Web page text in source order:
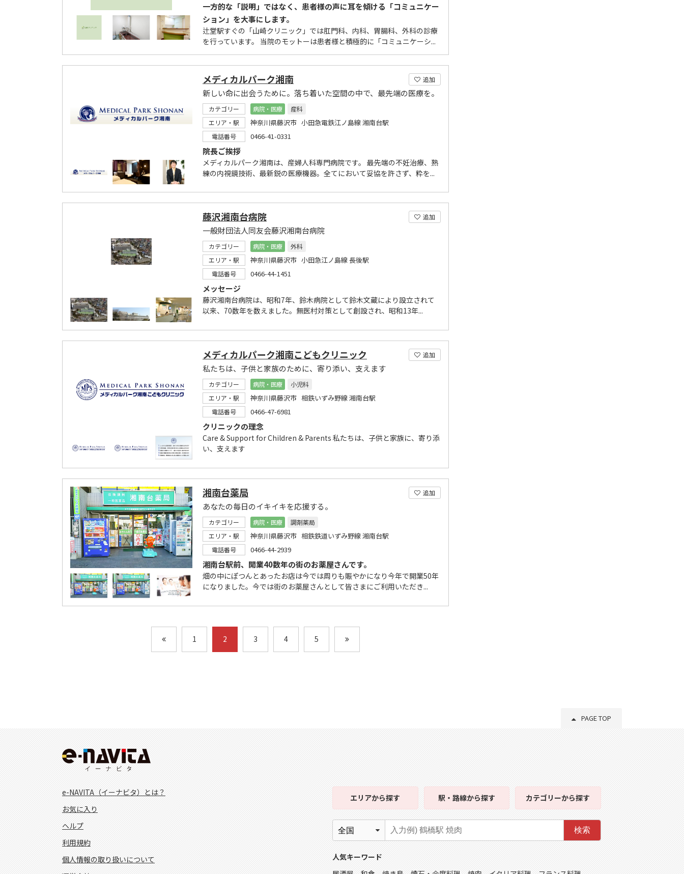
一方的な「説明」ではなく、患者様の声に耳を傾ける「コミュニケー
ション」を大事にします。
辻堂駅すぐの「山崎クリニック」では肛門科、内科、胃腸科、外科の診療
を行っています。 当院のモットーは患者様と積極的に「コミュニケーシ...
追加
メディカルパーク湘南
新しい命に出会うために。落ち着いた空間の中で、最先端の医療を。
カテゴリー 病院・医療
産科
エリア・駅
神奈川県藤沢市 小田急電鉄江ノ島線 湘南台駅
電話番号 0466-41-0331
院長ご挨拶
メディカルパーク湘南は、産婦人科専門病院です。 最先端の不妊治療、熟
練の内視鏡技術、最新鋭の医療機器。全てにおいて妥協を許さず、粋を...
追加
藤沢湘南台病院
一般財団法人同友会藤沢湘南台病院
カテゴリー 病院・医療
外科
エリア・駅
神奈川県藤沢市 小田急江ノ島線 長後駅
電話番号 0466-44-1451
メッセージ
藤沢湘南台病院は、昭和7年、鈴木病院として鈴木文蔵により設立されて
以来、70数年を数えました。無医村対策として創設され、昭和13年...
追加
メディカルパーク湘南こどもクリニック
私たちは、子供と家族のために、寄り添い、支えます
カテゴリー 病院・医療
小児科
エリア・駅
神奈川県藤沢市 相鉄いずみ野線 湘南台駅
電話番号 0466-47-6981
クリニックの理念
Care & Support for Children & Parents 私たちは、子供と家族に、寄り添
い、支えます
追加
湘南台薬局
あなたの毎日のイキイキを応援する。
カテゴリー 病院・医療
調剤薬局
エリア・駅
神奈川県藤沢市 相鉄鉄道いずみ野線 湘南台駅
電話番号 0466-44-2939
湘南台駅前、開業40数年の街のお薬屋さんです。
畑の中にぽつんとあったお店は今では周りも賑やかになり今年で開業50年
になりました。今では街のお薬屋さんとして皆さまにご利用いただき...
1 2 3 4 5
PAGE TOP
e-NAVITA（イーナビタ）とは？
お気に入り
ヘルプ
利用規約
個人情報の取り扱いについて
エリアから探す 駅・路線から探す カテゴリーから探す
検索
人気キーワード